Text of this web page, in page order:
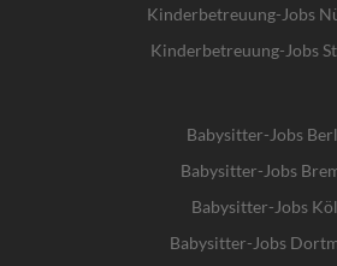
Kinderbetreuung-Jobs
Kinderbetreuung-Jobs
Babysitter-Jobs
Babysitter-Jobs
Babysitter-Jobs
Babysitter-Jobs